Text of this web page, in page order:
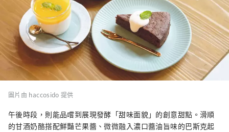
圖片由 haccosido 提供
午後時段，則能品嚐到展現發酵「甜味面貌」的創意甜點。滑順
的甘酒奶酪搭配鮮豔芒果醬、微微融入濃口醬油旨味的巴斯克起